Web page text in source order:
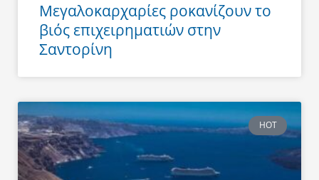
Μεγαλοκαρχαρίες ροκανίζουν το
βιός επιχειρηματιών στην
Σαντορίνη
HOT